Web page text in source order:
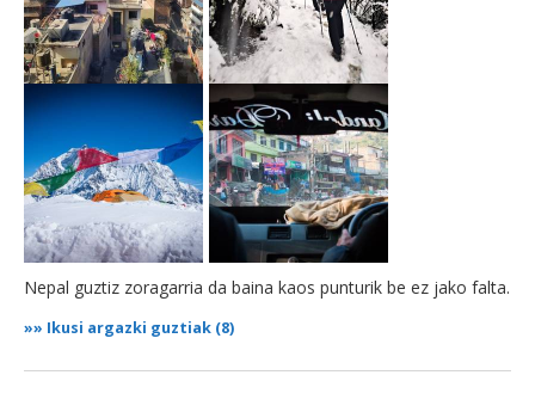
Nepal guztiz zoragarria da baina kaos punturik be ez jako falta.
»» Ikusi argazki guztiak (8)